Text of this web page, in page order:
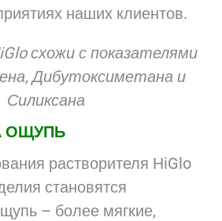
наших клиентов.
схожи с показателями
Дибутоксиметана и
Силиксана
ОЩУПЬ
растворителя HiGlo
становятся
– более мягкие,